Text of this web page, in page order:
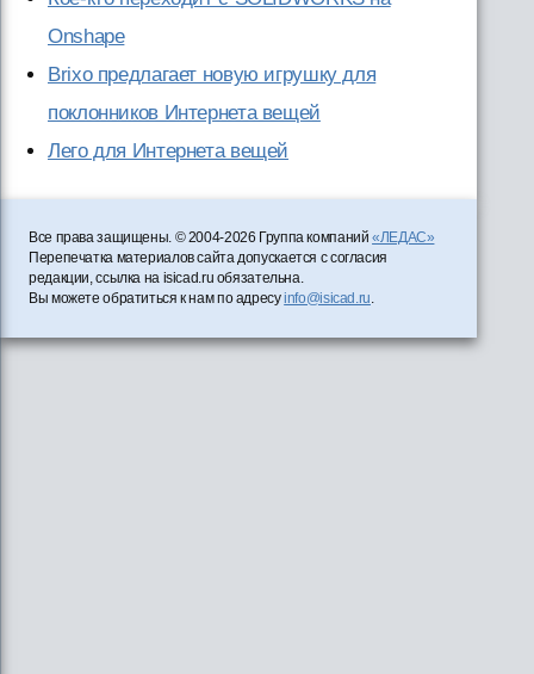
Onshape
Brixo предлагает новую игрушку для
поклонников Интернета вещей
Лего для Интернета вещей
Все права защищены. © 2004-2026 Группа компаний«ЛЕДАС»
Перепечатка материалов сайта допускается с согласия
редакции, ссылка на isicad.ru обязательна.
Вы можете обратиться к нам по адресуinfo@isicad.ru.